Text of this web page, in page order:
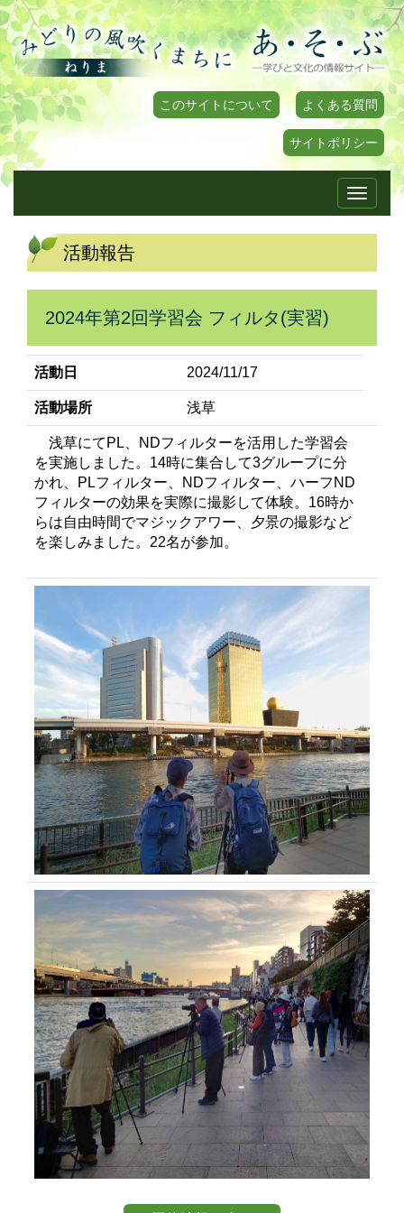
このサイトについて よくある質問
サイトポリシー
Toggle
活動報告
2024年第2回学習会 フィルタ(実習)
活動日 2024/11/17
活動場所 浅草
浅草にてPL、NDフィルターを活用した学習会
を実施しました。14時に集合して3グループに分
かれ、PLフィルター、NDフィルター、ハーフND
フィルターの効果を実際に撮影して体験。16時か
らは自由時間でマジックアワー、夕景の撮影など
を楽しみました。22名が参加。